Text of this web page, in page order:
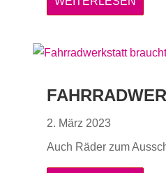
2. März 2023
Auch Räder zum